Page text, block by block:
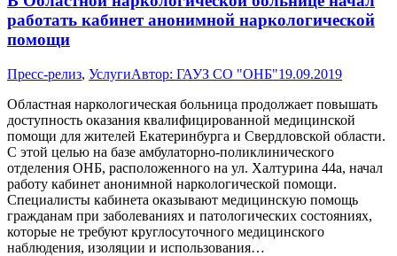
работать кабинет анонимной наркологической
помощи
Пресс-релиз, УслугиАвтор: ГАУЗ СО "ОНБ"19.09.2019
Областная наркологическая больница продолжает повышать
доступность оказания квалифицированной медицинской
помощи для жителей Екатеринбурга и Свердловской области.
С этой целью на базе амбулаторно-поликлинического
отделения ОНБ, расположенного на ул. Халтурина 44а, начал
работу кабинет анонимной наркологической помощи.
Специалисты кабинета оказывают медицинскую помощь
гражданам при заболеваниях и патологических состояниях,
которые не требуют круглосуточного медицинского
наблюдения, изоляции и использования…